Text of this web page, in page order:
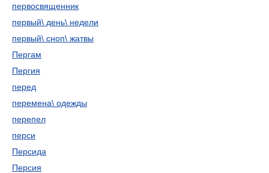
первосвященник
первый\ день\ недели
первый\ сноп\ жатвы
Пергам
Пергия
перед
перемена\ одежды
перепел
перси
Персида
Персия